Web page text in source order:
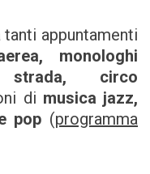
appuntamenti
monologhi
circo
di musica jazz,
pop (programma